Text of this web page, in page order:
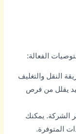
الفعالة:
النقل والتغليف
يقلل من فرص
الشركة. يمكنك
المتوفرة.